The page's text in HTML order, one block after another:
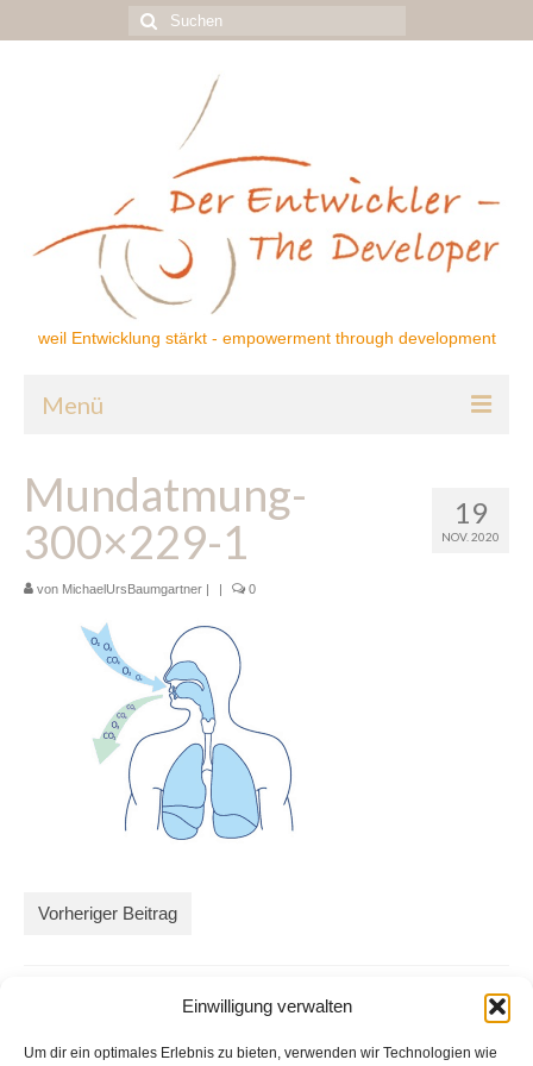
Einwilligung verwalten
Um dir ein optimales Erlebnis zu bieten, verwenden wir Technologien wie
Suchen
nach:
weil Entwicklung stärkt - empowerment through development
Menü
Über mich
Glossar
Kontakt
19
NOV. 2020
Mundatmung-
300×229-1
von MichaelUrsBaumgartner | | 0
Vorheriger Beitrag